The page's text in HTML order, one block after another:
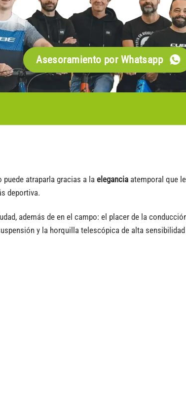
Asesoramiento por Whatsapp
atraparla gracias a la eleganciaatemporal que
deportiva.
además de en el campo: el placer de la
y la horquilla telescópica de alta